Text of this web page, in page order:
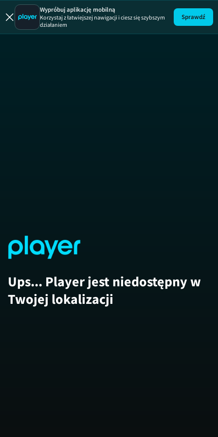
Wypróbuj aplikację mobilną
Korzystaj z łatwiejszej nawigacji i ciesz się szybszym
działaniem
Sprawdź
Ups... Player jest niedostępny w
Twojej lokalizacji